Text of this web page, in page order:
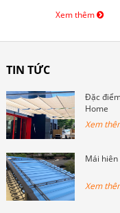
Xem thêm
TIN TỨC
Đặc
Home
Xem
Mái
Xem